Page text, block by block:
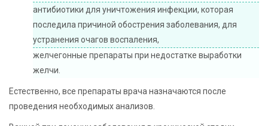
антибиотики для уничтожения инфекции, которая
последила причиной обострения заболевания, для
устранения очагов воспаления,
желчегонные препараты при недостатке выработки
желчи.
Естественно, все препараты врача назначаются после
проведения необходимых анализов.